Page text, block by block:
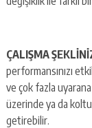
ÇALIŞMA
performansınızı
ve çok fazla uyarana
üzerinde ya da
getirebilir.